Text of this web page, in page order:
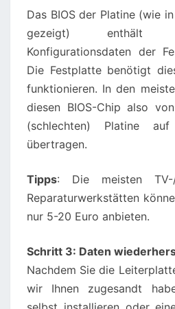
Das BIOS der Platine (wie
gezeigt) enthält
Konfigurationsdaten der
Die Festplatte benötigt
funktionieren. In den
diesen BIOS-Chip also
(schlechten) Platine
übertragen.
Tipps: Die meisten TV-/
Reparaturwerkstätten
nur 5-20 Euro anbieten.
Schritt 3: Daten
Nachdem Sie die
wir Ihnen zugesandt